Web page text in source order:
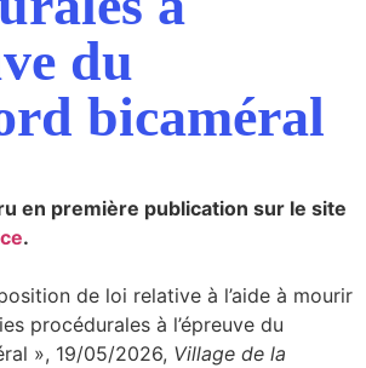
du
bicaméral
en première publication sur le site
.
de loi relative à l’aide à mourir
procédurales à l’épreuve du
», 19/05/2026, Village de la